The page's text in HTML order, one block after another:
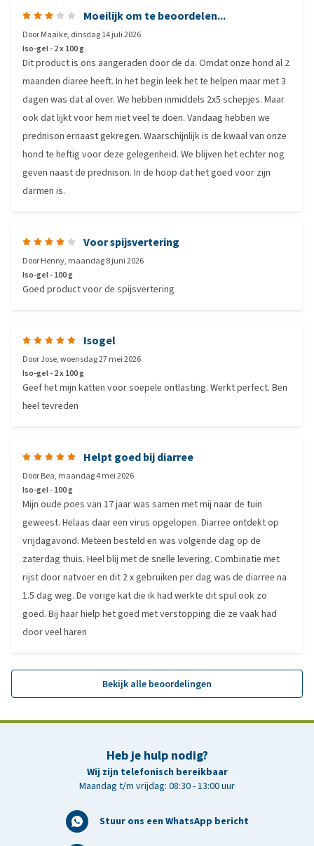
Moeilijk om te beoordelen...
DoorMaaike, dinsdag 14 juli 2026
Iso-gel - 2 x 100 g
Dit product is ons aangeraden door de da. Omdat onze hond al 2
maanden diaree heeft. In het begin leek het te helpen maar met 3
dagen was dat al over. We hebben inmiddels 2x5 schepjes. Maar
ook dat lijkt voor hem niet veel te doen. Vandaag hebben we
prednison ernaast gekregen. Waarschijnlijk is de kwaal van onze
hond te heftig voor deze gelegenheid. We blijven het echter nog
geven naast de prednison. In de hoop dat het goed voor zijn
darmen is.
Voor spijsvertering
DoorHenny, maandag 8 juni 2026
Iso-gel - 100 g
Goed product voor de spijsvertering
Isogel
DoorJose,woensdag 27 mei 2026
Iso-gel - 2 x 100 g
Geef het mijn katten voor soepele ontlasting. Werkt perfect. Ben
heel tevreden
Helpt goed bij diarree
DoorBea, maandag 4 mei 2026
Iso-gel - 100 g
Mijn oude poes van 17 jaar was samen met mij naar de tuin
geweest. Helaas daar een virus opgelopen. Diarree ontdekt op
vrijdagavond. Meteen besteld en was volgende dag op de
zaterdag thuis. Heel blij met de snelle levering. Combinatie met
rijst door natvoer en dit 2 x gebruiken per dag was de diarree na
1.5 dag weg. De vorige kat die ik had werkte dit spul ook zo
goed. Bij haar hielp het goed met verstopping die ze vaak had
door veel haren
Bekijk alle beoordelingen
Heb je hulp nodig?
Wij zijn telefonisch bereikbaar
Maandag t/m vrijdag: 08:30 - 13:00 uur
Stuur ons een WhatsApp bericht